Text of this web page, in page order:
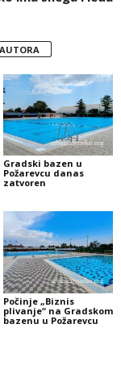
Gradski bazen u
Požarevcu danas
zatvoren
Počinje „Biznis
plivanje“ na Gradskom
bazenu u Požarevcu